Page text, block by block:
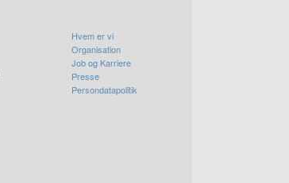
Hvem er vi
Organisation
Job og Karriere
Presse
Persondatapolitik